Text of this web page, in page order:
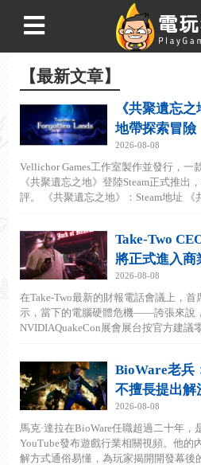
【最新文章】
《共聚遺忘
地帶探索冒險
2026-08-08
Vellichor Games工作室製作並發行，一
《共聚遺忘之地》登陸Steam正式推出
評。 《共聚遺忘之地》：Steam地址 《
Take-Two
將正式進入商
2026-08-08
在Take-Two最新的財報電話會議上，
示，當下的電腦硬體危機——誇張來說
NVIDIAQuakeCon展會展台按官方建議
BioWare老兵
不擅長提出解
2026-08-08
馬克·達拉在BioWare任職超過二十年
YouTube發布遊戲行業相關視頻。他的
解方式通俗易懂，為玩家揭開開發幕後